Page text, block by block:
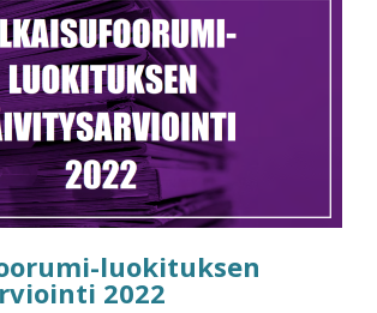
luokituksen
2022